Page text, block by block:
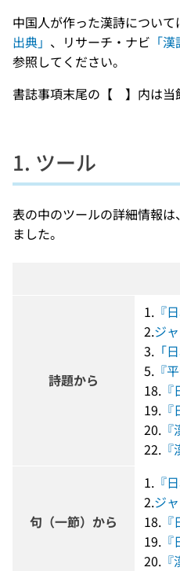
中国人が作った漢詩につい
出典」 、リサーチ・ナビ 「
参照してください。
書誌事項末尾の【 】内は当
1. ツール
表の中のツールの詳細情報
ました。
詩題から
1. 『
2.ジ
3. 「
5. 『
18.
19.
20.
22.
句（一節）から
1. 『
2.ジ
18.
19.
20.